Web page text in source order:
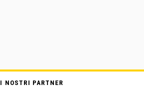
I NOSTRI PARTNER